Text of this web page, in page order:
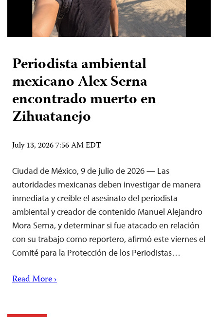
Periodista ambiental
mexicano Alex Serna
encontrado muerto en
Zihuatanejo
July 13, 2026 7:56 AM EDT
Ciudad de México, 9 de julio de 2026 — Las
autoridades mexicanas deben investigar de manera
inmediata y creíble el asesinato del periodista
ambiental y creador de contenido Manuel Alejandro
Mora Serna, y determinar si fue atacado en relación
con su trabajo como reportero, afirmó este viernes el
Comité para la Protección de los Periodistas…
Read More ›